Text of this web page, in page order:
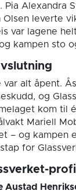
Pia Alexandra
Olsen leverte
var lagene
kampen sto
var alt åpent.
og
kom til
Mariell
– og kampen
for
Austad